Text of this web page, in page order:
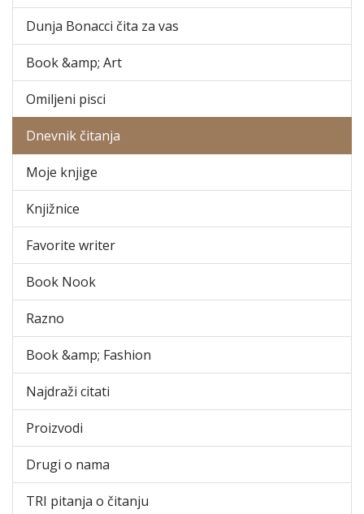
Dunja Bonacci čita za vas
Book &amp; Art
Omiljeni pisci
Dnevnik čitanja
Moje knjige
Knjižnice
Favorite writer
Book Nook
Razno
Book &amp; Fashion
Najdraži citati
Proizvodi
Drugi o nama
TRI pitanja o čitanju